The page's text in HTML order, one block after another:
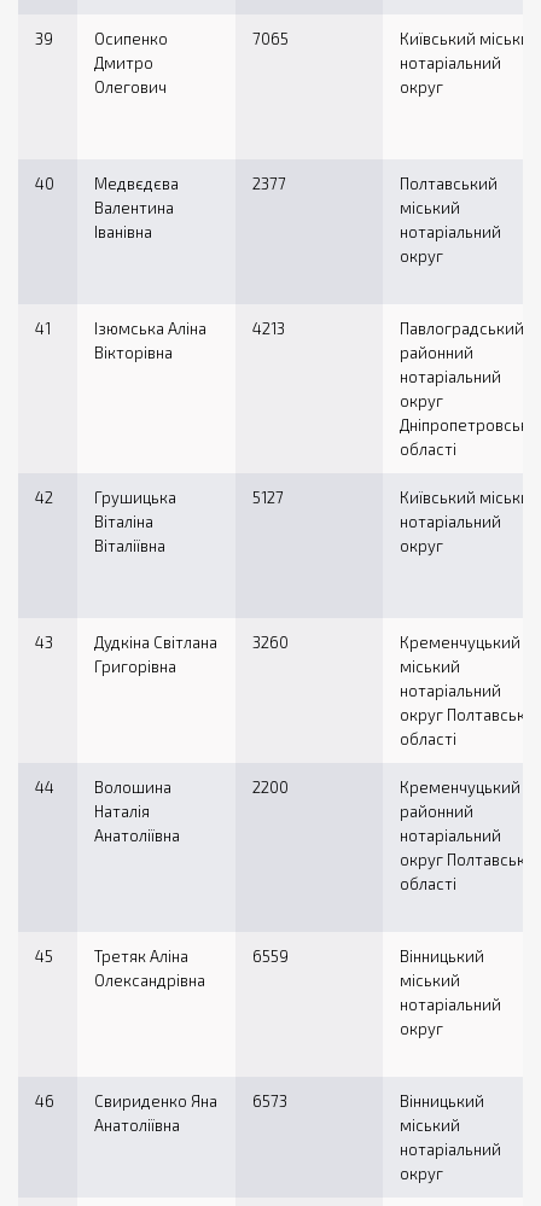
39
Осипенко
Дмитро
Олегович
7065
Київський міський
нотаріальний
округ
40
Медвєдєва
Валентина
Іванівна
2377
Полтавський
міський
нотаріальний
округ
41
Ізюмська Аліна
Вікторівна
4213
Павлоградський
районний
нотаріальний
округ
Дніпропетровської
області
42
Грушицька
Віталіна
Віталіївна
5127
Київський міський
нотаріальний
округ
43
Дудкіна Світлана
Григорівна
3260
Кременчуцький
міський
нотаріальний
округ Полтавської
області
44
Волошина
Наталія
Анатоліївна
2200
Кременчуцький
районний
нотаріальний
округ Полтавської
області
45
Третяк Аліна
Олександрівна
6559
Вінницький
міський
нотаріальний
округ
46
Свириденко Яна
Анатоліївна
6573
Вінницький
міський
нотаріальний
округ